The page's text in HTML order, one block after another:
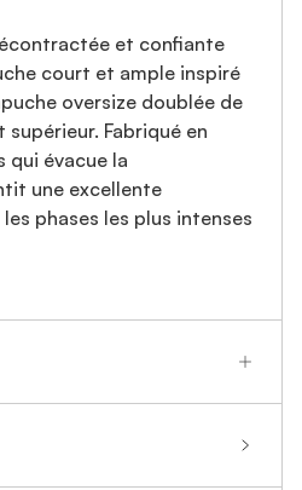
et confiante
court et ample inspiré
oversize doublée de
Fabriqué en
qui évacue la
une excellente
phases les plus intenses